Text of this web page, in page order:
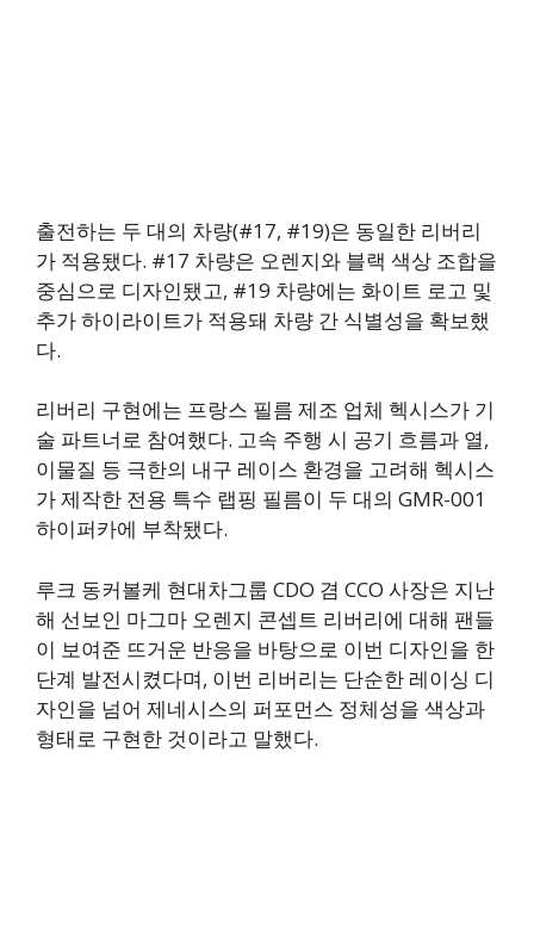
출전하는 두 대의 차량(#17, #19)은 동일한 리버리
가 적용됐다. #17 차량은 오렌지와 블랙 색상 조합을
중심으로 디자인됐고, #19 차량에는 화이트 로고 및
추가 하이라이트가 적용돼 차량 간 식별성을 확보했
다.
리버리 구현에는 프랑스 필름 제조 업체 헥시스가 기
술 파트너로 참여했다. 고속 주행 시 공기 흐름과 열,
이물질 등 극한의 내구 레이스 환경을 고려해 헥시스
가 제작한 전용 특수 랩핑 필름이 두 대의 GMR-001
하이퍼카에 부착됐다.
루크 동커볼케 현대차그룹 CDO 겸 CCO 사장은 지난
해 선보인 마그마 오렌지 콘셉트 리버리에 대해 팬들
이 보여준 뜨거운 반응을 바탕으로 이번 디자인을 한
단계 발전시켰다며, 이번 리버리는 단순한 레이싱 디
자인을 넘어 제네시스의 퍼포먼스 정체성을 색상과
형태로 구현한 것이라고 말했다.